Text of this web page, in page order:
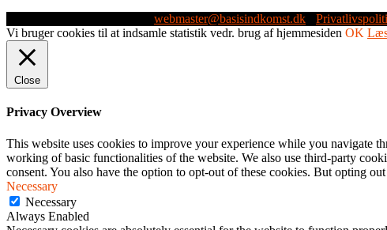
webmaster@basisindkomst.dk
Vi bruger cookies til at indsamle statistik vedr. brug af hjemmesiden OK
Close
Privacy Overview
This website uses cookies to improve your experience while you navigate
working of basic functionalities of the website. We also use third-party
consent. You also have the option to opt-out of these cookies. But opting
Necessary
Necessary
Always Enabled